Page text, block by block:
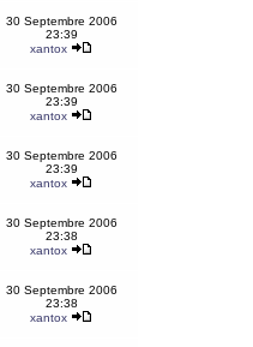
30 Septembre 2006
23:39
xantox
30 Septembre 2006
23:39
xantox
30 Septembre 2006
23:39
xantox
30 Septembre 2006
23:38
xantox
30 Septembre 2006
23:38
xantox